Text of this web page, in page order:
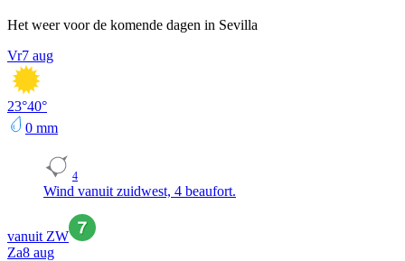
Het weer voor de komende dagen in Sevilla
Vr7 aug
23°40°
0 mm
4
Wind vanuit zuidwest, 4 beaufort.
vanuit ZW
Za8 aug